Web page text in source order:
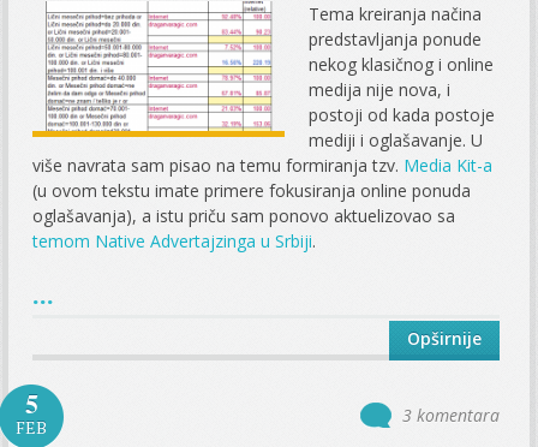
Tema kreiranja načina
predstavljanja ponude
nekog klasičnog i online
medija nije nova, i
postoji od kada postoje
mediji i oglašavanje. U
više navrata sam pisao na temu formiranja tzv. Media Kit-a
(u ovom tekstu imate primere fokusiranja online ponuda
oglašavanja), a istu priču sam ponovo aktuelizovao sa
temom Native Advertajzinga u Srbiji.
...
Opširnije
5
FEB
3 komentara